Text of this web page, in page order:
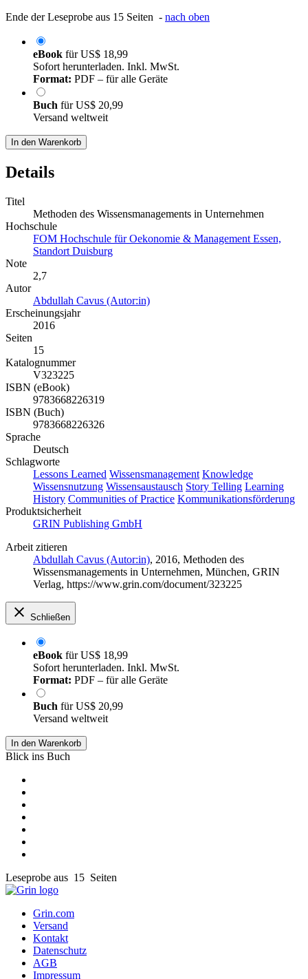
Ende der Leseprobe aus 15 Seiten - nach oben
eBook fürUS$ 18,99
Sofort herunterladen. Inkl. MwSt.
Format: PDF – für alle Geräte
Buch fürUS$ 20,99
Versand weltweit
In den Warenkorb
Details
Titel
Methoden des Wissensmanagements in Unternehmen
Hochschule
FOM Hochschule für Oekonomie & Management Essen,
Standort Duisburg
Note
2,7
Autor
Abdullah Cavus (Autor:in)
Erscheinungsjahr
2016
Seiten
15
Katalognummer
V323225
ISBN (eBook)
9783668226319
ISBN (Buch)
9783668226326
Sprache
Deutsch
Schlagworte
Lessons Learned Wissensmanagement Knowledge
Wissensnutzung Wissensaustausch Story Telling Learning
History Communities of Practice Kommunikationsförderung
Produktsicherheit
GRIN Publishing GmbH
Arbeit zitieren
Abdullah Cavus (Autor:in), 2016, Methoden des
Wissensmanagements in Unternehmen, München, GRIN
Verlag, https://www.grin.com/document/323225
Schließen
eBook fürUS$ 18,99
Sofort herunterladen. Inkl. MwSt.
Format: PDF – für alle Geräte
Buch fürUS$ 20,99
Versand weltweit
In den Warenkorb
Blick ins Buch
Leseprobe aus 15 Seiten
Grin.com
Versand
Kontakt
Datenschutz
AGB
Impressum